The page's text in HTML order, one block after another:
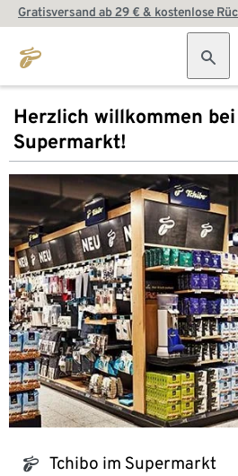
Gratisversand ab 29 € & kostenlose
Herzlich willkommen
Supermarkt!
tchibo_logo Tchibo im Supermarkt